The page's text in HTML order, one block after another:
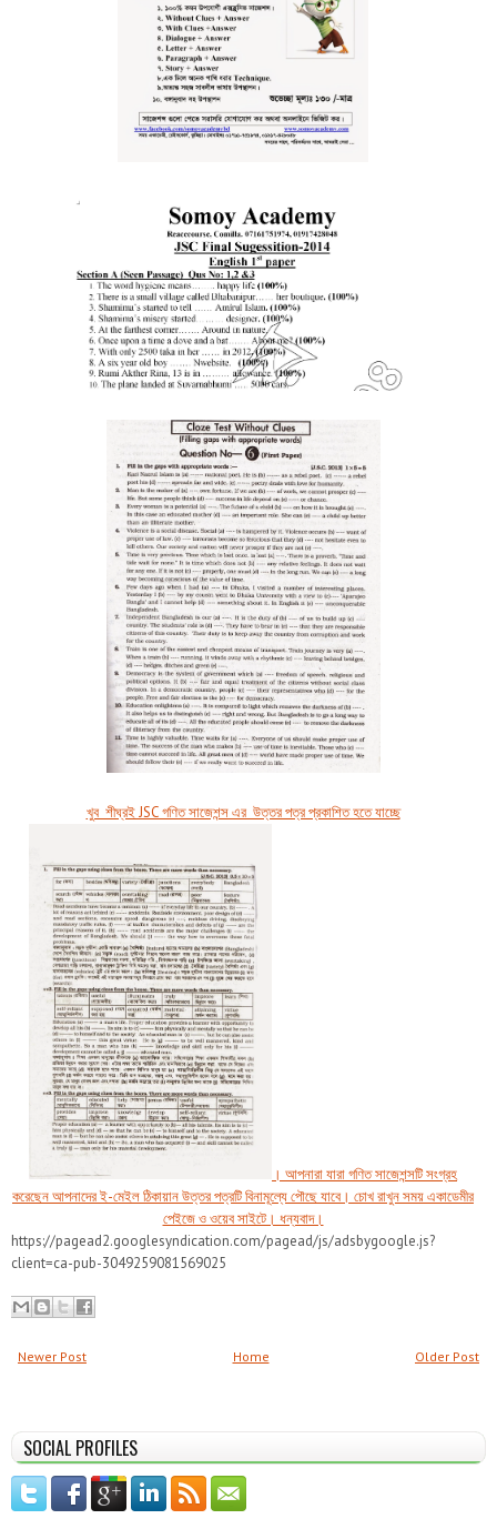
খুব শীঘ্রই JSC গণিত সাজেশন্স এর উত্তর পত্র প্রকাশিত হতে যাচ্ছে
। আপনারা যারা গণিত সাজেশন্সটি সংগ্রহ
করেছেন আপনাদের ই-মেইল ঠিকায়ান উত্তর পত্রটি বিনামূল্যে পৌছে যাবে। চোখ রাখুন সময় একাডেমীর
পেইজে ও ওয়েব সাইটে। ধন্যবাদ।
https://pagead2.googlesyndication.com/pagead/js/adsbygoogle.js?
client=ca-pub-3049259081569025
Newer Post Older Post
Home
SOCIAL PROFILES